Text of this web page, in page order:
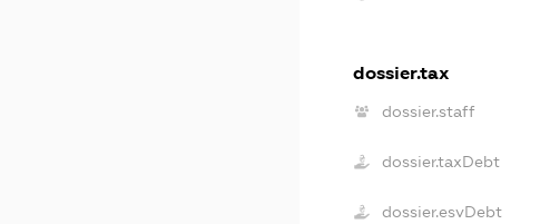
dossier.tax
dossier.staff
dossier.taxDebt
dossier.esvDebt